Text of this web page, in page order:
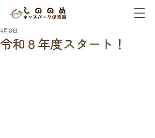
令和８年度スタート！
4月8日